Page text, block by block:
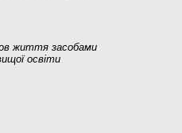
життя засобами
освіти